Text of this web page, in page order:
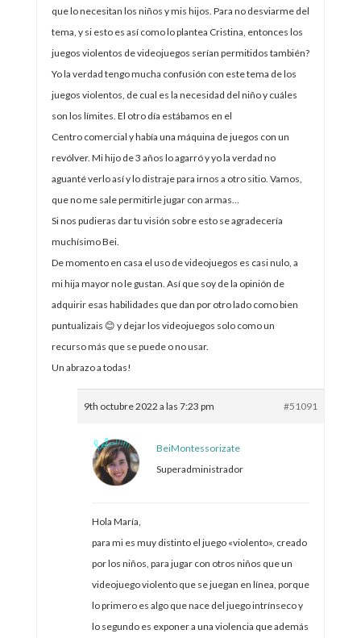
que lo necesitan los niños y mis hijos. Para no desviarme del
tema, y si esto es así como lo plantea Cristina, entonces los
juegos violentos de videojuegos serían permitidos también?
Yo la verdad tengo mucha confusión con este tema de los
juegos violentos, de cual es la necesidad del niño y cuáles
son los límites. El otro día estábamos en el
Centro comercial y había una máquina de juegos con un
revólver. Mi hijo de 3 años lo agarró y yo la verdad no
aguanté verlo así y lo distraje para irnos a otro sitio. Vamos,
que no me sale permitirle jugar con armas…
Si nos pudieras dar tu visión sobre esto se agradecería
muchísimo Bei.
De momento en casa el uso de videojuegos es casi nulo, a
mi hija mayor no le gustan. Así que soy de la opinión de
adquirir esas habilidades que dan por otro lado como bien
puntualizais 😊 y dejar los videojuegos solo como un
recurso más que se puede o no usar.
Un abrazo a todas!
9th octubre 2022 a las 7:23 pm #51091
BeiMontessorizate
Superadministrador
Hola María,
para mi es muy distinto el juego «violento», creado
por los niños, para jugar con otros niños que un
videojuego violento que se juegan en línea, porque
lo primero es algo que nace del juego intrínseco y
lo segundo es exponer a una violencia que además